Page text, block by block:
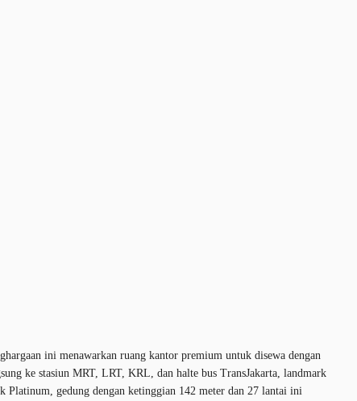
ini menawarkan ruang kantor premium untuk disewa dengan
ke stasiun MRT, LRT, KRL, dan halte bus TransJakarta, landmark
gedung dengan ketinggian 142 meter dan 27 lantai ini